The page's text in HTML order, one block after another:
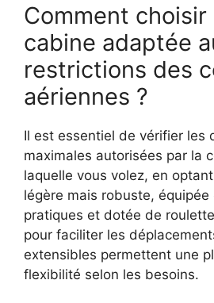
Comment choisir
cabine adaptée
restrictions des
aériennes ?
Il est essentiel de vérifier les
maximales autorisées par la
laquelle vous volez, en
légère mais robuste,
pratiques et dotée de
pour faciliter les
extensibles permettent une
flexibilité selon les besoins.